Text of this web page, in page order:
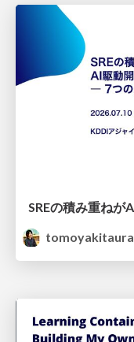
tomoyakitaura